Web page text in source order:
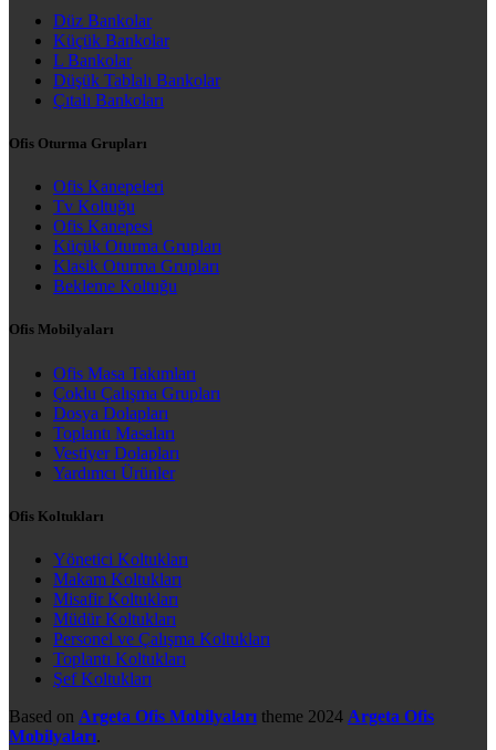
Düz Bankolar
Küçük Bankolar
L Bankolar
Düşük Tablalı Bankolar
Çıtalı Bankoları
Ofis Oturma Grupları
Ofis Kanepeleri
Tv Koltuğu
Ofis Kanepesi
Küçük Oturma Grupları
Klasik Oturma Grupları
Bekleme Koltuğu
Ofis Mobilyaları
Ofis Masa Takımları
Çoklu Çalışma Grupları
Dosya Dolapları
Toplantı Masaları
Vestiyer Dolapları
Yardımcı Ürünler
Ofis Koltukları
Yönetici Koltukları
Makam Koltukları
Misafir Koltukları
Müdür Koltukları
Personel ve Çalışma Koltukları
Toplantı Koltukları
Şef Koltukları
Based on Argeta Ofis Mobilyaları theme 2024 Argeta Ofis
Mobilyaları.